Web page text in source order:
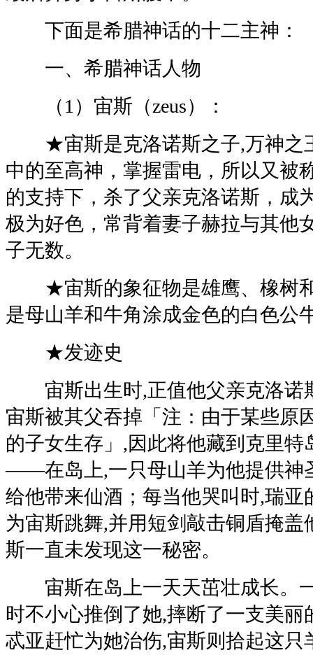
下面是希腊神话的十二主神：
一、希腊神话人物
（1）宙斯（zeus）：
★宙斯是克洛诺斯之子,万神之
中的至高神，掌握雷电，所以又被
的支持下，杀了父亲克洛诺斯，成
极为好色，常背着妻子赫拉与其他
子无数。
★宙斯的象征物是雄鹰、橡树和
是母山羊和牛角涂成金色的白色公
★发迹史
宙斯出生时,正值他父亲克洛诺
宙斯被其父吞掉「注：由于某些原
的子女生存」,因此将他藏到克里特
——在岛上,一只母山羊为他提供神
给他带来仙酒；每当他哭叫时,瑞亚
为宙斯跳舞,并用短剑敲击铜盾掩盖
斯一直未发现这一秘密。
宙斯在岛上一天天茁壮成长。
时不小心推倒了她,摔断了一支美丽
忒亚赶忙为她治伤,宙斯则拾起这只